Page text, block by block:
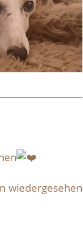
wiedergesehen